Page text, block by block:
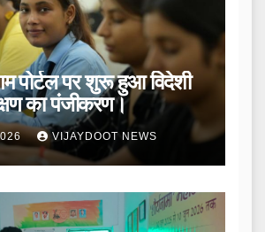
पोर्टल पर शुरू हुआ विदेशी
का पंजीकरण।
VIJAYDOOT NEWS